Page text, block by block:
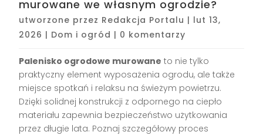
murowane we własnym ogrodzie?
utworzone przez Redakcja Portalu | lut 13,
2026 | Dom i ogród | 0 komentarzy
Palenisko ogrodowe murowane to nie tylko
praktyczny element wyposażenia ogrodu, ale także
miejsce spotkań i relaksu na świeżym powietrzu.
Dzięki solidnej konstrukcji z odpornego na ciepło
materiału zapewnia bezpieczeństwo użytkowania
przez długie lata. Poznaj szczegółowy proces